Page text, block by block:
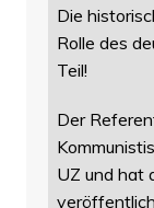
Die
Rolle des
Teil!
Der
UZ und hat